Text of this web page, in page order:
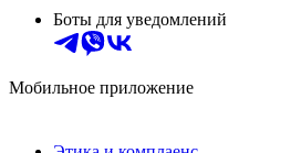
Боты для уведомлений
Мобильное приложение